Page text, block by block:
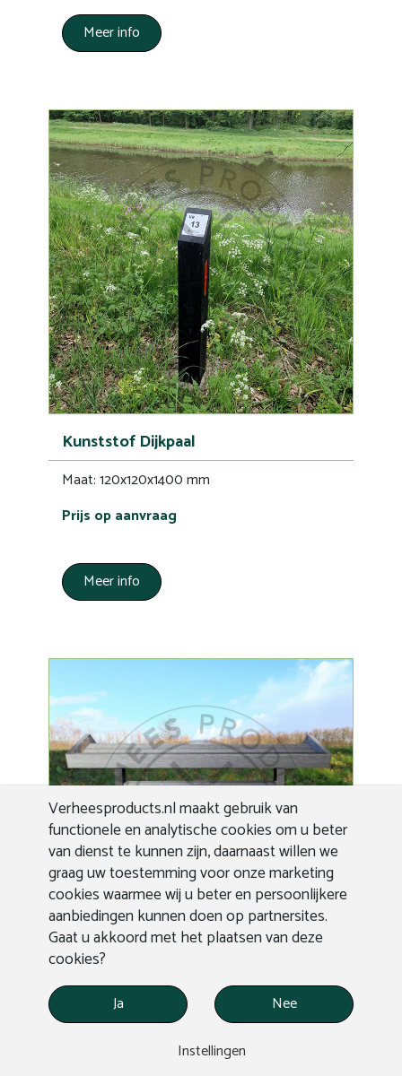
Verheesproducts.nl maakt gebruik van
functionele en analytische cookies om u beter
van dienst te kunnen zijn, daarnaast willen we
graag uw toestemming voor onze marketing
cookies waarmee wij u beter en persoonlijkere
aanbiedingen kunnen doen op partnersites.
Gaat u akkoord met het plaatsen van deze
cookies?
Ja
Nee
Instellingen
Meer info
Kunststof Dijkpaal
Maat: 120x120x1400 mm
Prijs op aanvraag
Meer info
Kunststof Insectenhotel
Kunststof insectenhotel van 1800x2500 mm